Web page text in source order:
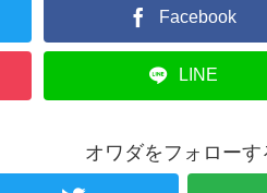
Facebook
LINE
オワダをフォローす